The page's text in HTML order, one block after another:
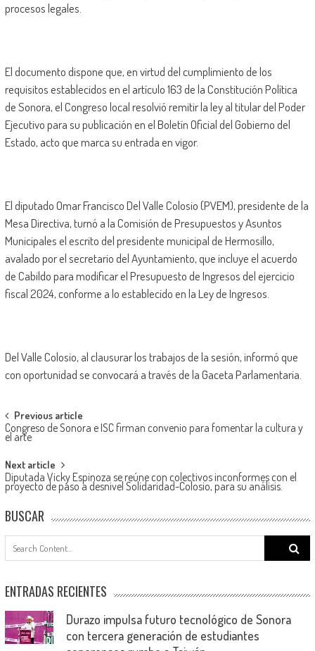
procesos legales.
El documento dispone que, en virtud del cumplimiento de los
requisitos establecidos en el artículo 163 de la Constitución Política
de Sonora, el Congreso local resolvió remitir la ley al titular del Poder
Ejecutivo para su publicación en el Boletín Oficial del Gobierno del
Estado, acto que marca su entrada en vigor.
El diputado Omar Francisco Del Valle Colosio (PVEM), presidente de la
Mesa Directiva, turnó a la Comisión de Presupuestos y Asuntos
Municipales el escrito del presidente municipal de Hermosillo,
avalado por el secretario del Ayuntamiento, que incluye el acuerdo
de Cabildo para modificar el Presupuesto de Ingresos del ejercicio
fiscal 2024, conforme a lo establecido en la Ley de Ingresos.
Del Valle Colosio, al clausurar los trabajos de la sesión, informó que
con oportunidad se convocará a través de la Gaceta Parlamentaria.
Post
navigation
Previous article
Congreso de Sonora e ISC firman convenio para fomentar la cultura y
el arte
Next article
Diputada Vicky Espinoza se reúne con colectivos inconformes con el
proyecto de paso a desnivel Solidaridad-Colosio, para su análisis.
BUSCAR
Search
for:
ENTRADAS RECIENTES
Durazo impulsa futuro tecnológico de Sonora
con tercera generación de estudiantes